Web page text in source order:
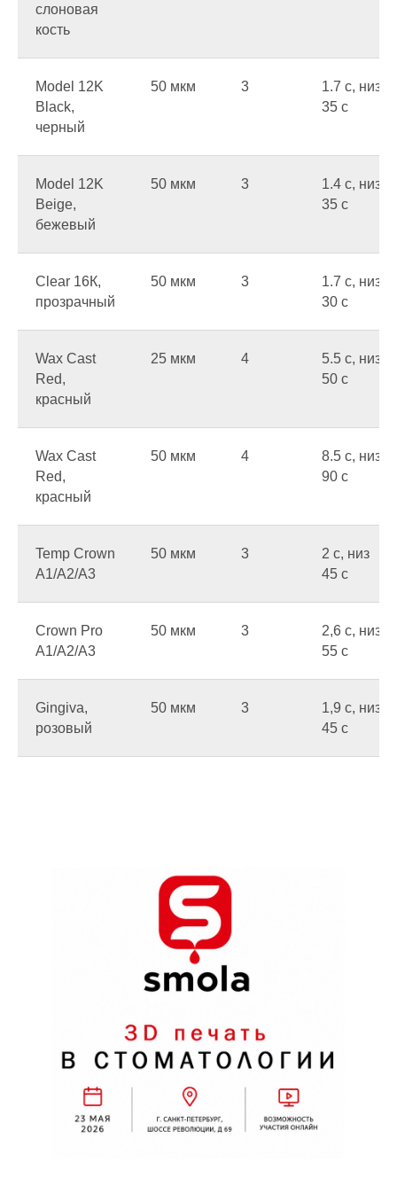
слоновая
кость
Model 12K
Black,
черный
50 мкм 3
1.7 c, низ
35 c
Model 12K
Beige,
бежевый
50 мкм 3
1.4 c, низ
35 c
Clear 16К,
прозрачный
50 мкм 3
1.7 c, низ
30 c
Wax Cast
Red,
красный
25 мкм 4
5.5 c, низ
50 c
Wax Cast
Red,
красный
50 мкм 4
8.5 c, низ
90 c
Temp Crown
A1/A2/A3
50 мкм 3
2 c, низ
45 c
Crown Pro
A1/A2/A3
50 мкм 3
2,6 c, низ
55 c
Gingiva,
розовый
50 мкм 3
1,9 c, низ
45 c